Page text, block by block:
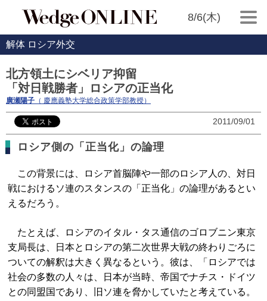
8/6(木)
解体 ロシア外交
北方領土にシベリア抑留
「対日戦勝者」ロシアの正当化
廣瀬陽子 （ 慶應義塾大学総合政策学部教授）
2011/09/01
ロシア側の「正当化」の論理
この背景には、ロシア首脳陣や一部のロシア人の、対日
戦におけるソ連のスタンスの「正当化」の論理があるとい
えるだろう。
たとえば、ロシアのイタル・タス通信のゴロブニン東京
支局長は、日本とロシアの第二次世界大戦の終わりごろに
ついての解釈は大きく異なるという。彼は、「ロシアでは
社会の多数の人々は、日本が当時、帝国でナチス・ドイツ
との同盟国であり、旧ソ連を脅かしていたと考えている。